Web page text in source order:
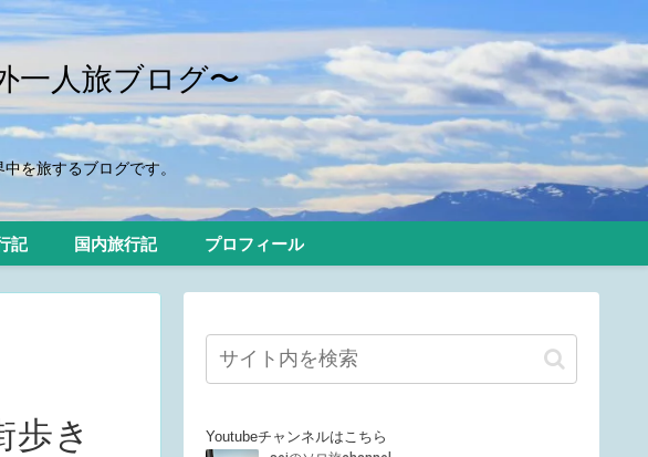
一人旅ブログ〜
を旅するブログです。
記 国内旅行記 プロフィール
き
Youtubeチャンネルはこちら